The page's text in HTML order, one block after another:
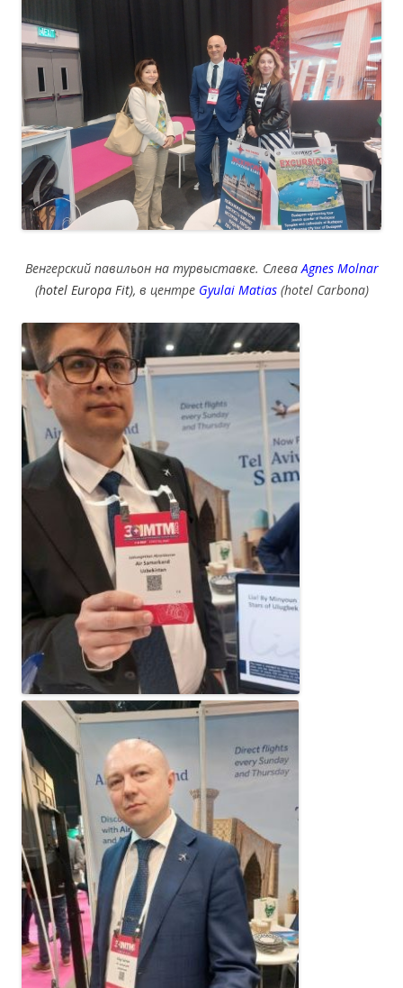
Венгерский павильон на турвыставке. СлеваAgnes Molnar
(hotel Europa Fit), в центре Gyulai Matias(hotel Carbona)